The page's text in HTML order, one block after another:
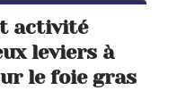
activité
leviers à
le foie gras